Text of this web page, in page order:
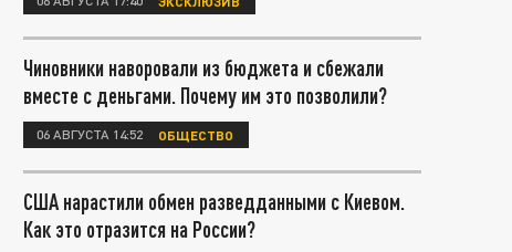
Чиновники наворовали из бюджета и сбежали
вместе с деньгами. Почему им это позволили?
06 АВГУСТА 14:52 ОБЩЕСТВО
США нарастили обмен разведданными с Киевом.
Как это отразится на России?